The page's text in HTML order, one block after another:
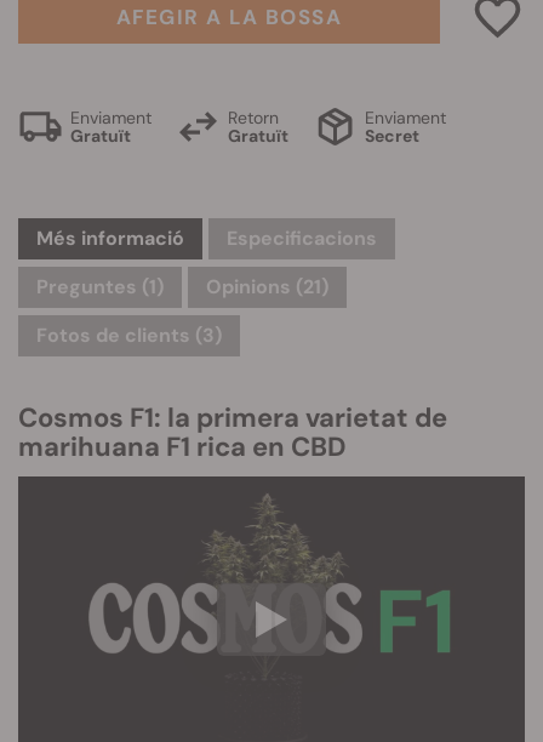
AFEGIR A LA BOSSA
Enviament
Gratuït
Retorn
Gratuït
Enviament
Secret
Més informació
Especificacions
Preguntes (1)
Opinions (21)
Fotos de clients (3)
Cosmos F1: la primera varietat de
marihuana F1 rica en CBD